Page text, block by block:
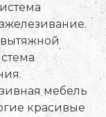
мебель
красивые